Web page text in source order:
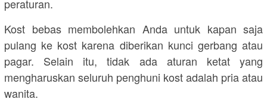
peraturan.
Kost bebas membolehkan Anda untuk kapan saja
pulang ke kost karena diberikan kunci gerbang atau
pagar. Selain itu, tidak ada aturan ketat yang
mengharuskan seluruh penghuni kost adalah pria atau
wanita.